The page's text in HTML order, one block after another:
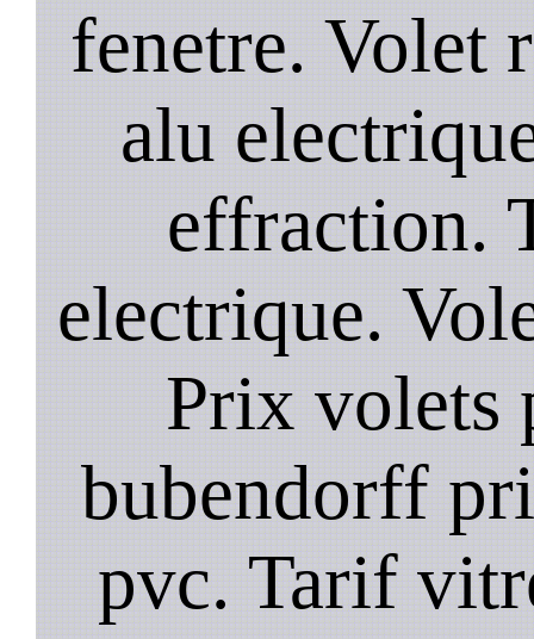
fenetre. Volet
alu
effraction.
electrique.
Prix volets
bubendorff
pvc. Tarif